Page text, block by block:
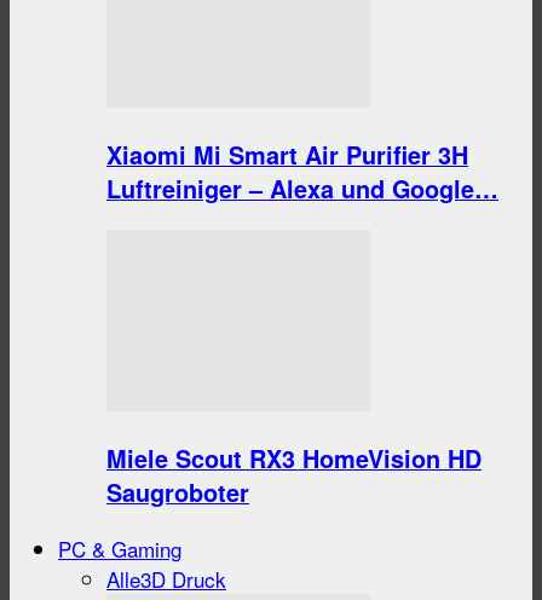
Xiaomi Mi Smart Air Purifier 3H
Luftreiniger – Alexa und Google…
Miele Scout RX3 HomeVision HD
Saugroboter
PC & Gaming
Alle3D Druck